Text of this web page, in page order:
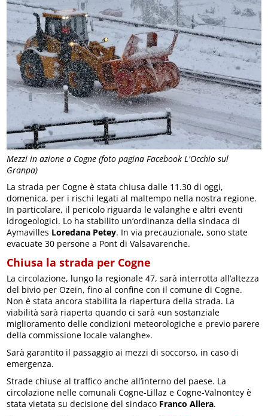
Mezzi in azione a Cogne (foto pagina Facebook L'Occhio sul
Granpa)
La strada per Cogne è stata chiusa dalle 11.30 di oggi,
domenica, per i rischi legati al maltempo nella nostra regione.
In particolare, il pericolo riguarda le valanghe e altri eventi
idrogeologici. Lo ha stabilito un’ordinanza della sindaca di
Aymavilles Loredana Petey. In via precauzionale, sono state
evacuate 30 persone a Pont di Valsavarenche.
Chiusa la strada per Cogne
La circolazione, lungo la regionale 47, sarà interrotta all’altezza
del bivio per Ozein, fino al confine con il comune di Cogne.
Non è stata ancora stabilita la riapertura della strada. La
viabilità sarà riaperta quando ci sarà «un sostanziale
miglioramento delle condizioni meteorologiche e previo parere
della commissione locale valanghe».
Sarà garantito il passaggio ai mezzi di soccorso, in caso di
emergenza.
Strade chiuse al traffico anche all’interno del paese. La
circolazione nelle comunali Cogne-Lillaz e Cogne-Valnontey è
stata vietata su decisione del sindaco Franco Allera.